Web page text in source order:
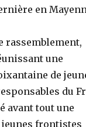
en
rassemblement,
une
de
du
avant tout une
jeunes frontistes